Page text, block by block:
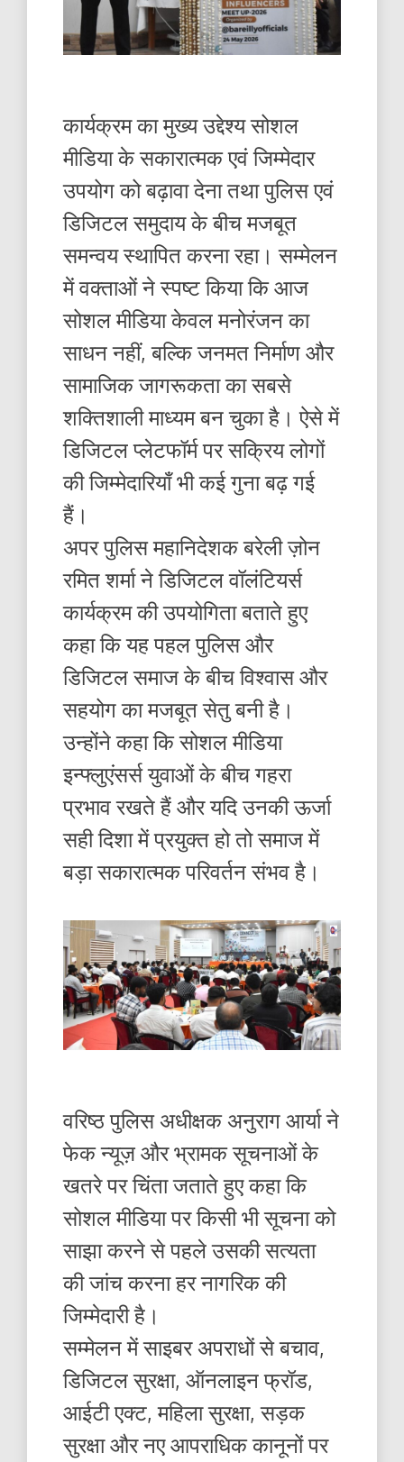
कार्यक्रम का मुख्य उद्देश्य सोशल
मीडिया के सकारात्मक एवं जिम्मेदार
उपयोग को बढ़ावा देना तथा पुलिस एवं
डिजिटल समुदाय के बीच मजबूत
समन्वय स्थापित करना रहा। सम्मेलन
में वक्ताओं ने स्पष्ट किया कि आज
सोशल मीडिया केवल मनोरंजन का
साधन नहीं, बल्कि जनमत निर्माण और
सामाजिक जागरूकता का सबसे
शक्तिशाली माध्यम बन चुका है। ऐसे में
डिजिटल प्लेटफॉर्म पर सक्रिय लोगों
की जिम्मेदारियाँ भी कई गुना बढ़ गई
हैं।
अपर पुलिस महानिदेशक बरेली ज़ोन
रमित शर्मा ने डिजिटल वॉलंटियर्स
कार्यक्रम की उपयोगिता बताते हुए
कहा कि यह पहल पुलिस और
डिजिटल समाज के बीच विश्वास और
सहयोग का मजबूत सेतु बनी है।
उन्होंने कहा कि सोशल मीडिया
इन्फ्लुएंसर्स युवाओं के बीच गहरा
प्रभाव रखते हैं और यदि उनकी ऊर्जा
सही दिशा में प्रयुक्त हो तो समाज में
बड़ा सकारात्मक परिवर्तन संभव है।
वरिष्ठ पुलिस अधीक्षक अनुराग आर्या ने
फेक न्यूज़ और भ्रामक सूचनाओं के
खतरे पर चिंता जताते हुए कहा कि
सोशल मीडिया पर किसी भी सूचना को
साझा करने से पहले उसकी सत्यता
की जांच करना हर नागरिक की
जिम्मेदारी है।
सम्मेलन में साइबर अपराधों से बचाव,
डिजिटल सुरक्षा, ऑनलाइन फ्रॉड,
आईटी एक्ट, महिला सुरक्षा, सड़क
सुरक्षा और नए आपराधिक कानूनों पर